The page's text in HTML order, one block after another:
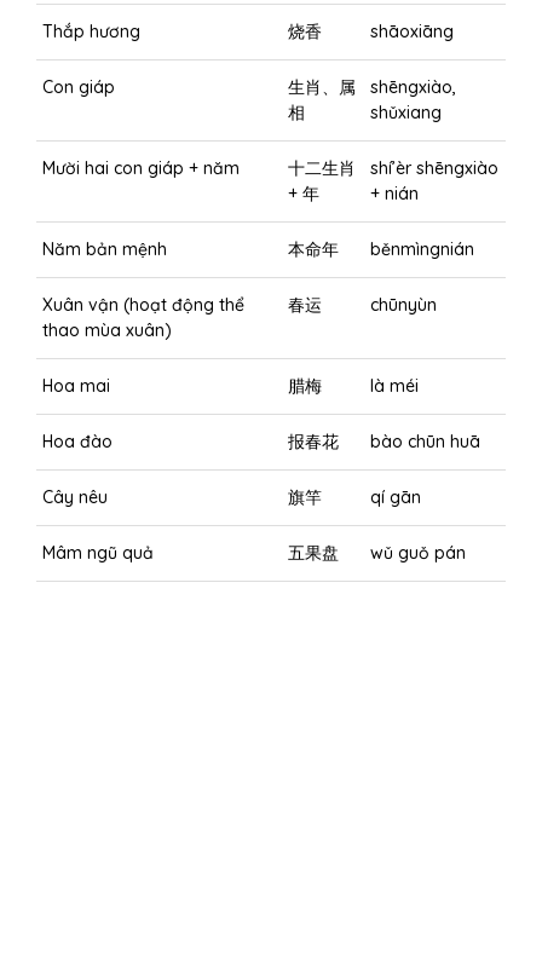
Thắp hương 烧香 shāoxiāng
Con giáp
生肖、属
相
shēngxiào,
shǔxiang
Mười hai con giáp + năm
十二生肖
+ 年
shí’èr shēngxiào
+ nián
Năm bản mệnh 本命年 běnmìngnián
Xuân vận (hoạt động thể
thao mùa xuân)
春运 chūnyùn
Hoa mai 腊梅 là méi
Hoa đào 报春花 bào chūn huā
Cây nêu 旗竿 qí gān
Mâm ngũ quả 五果盘 wǔ guǒ pán